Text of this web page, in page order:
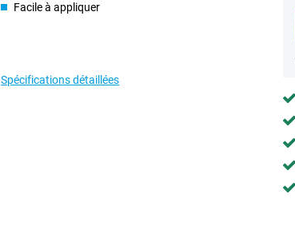
Facile à appliquer
Spécifications détaillées